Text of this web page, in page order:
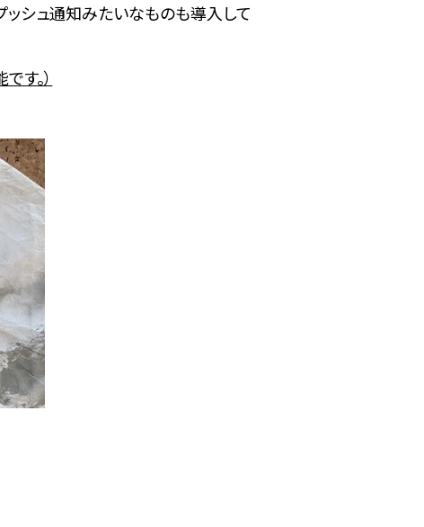
シュ通知みたいなものも導入して
す。）